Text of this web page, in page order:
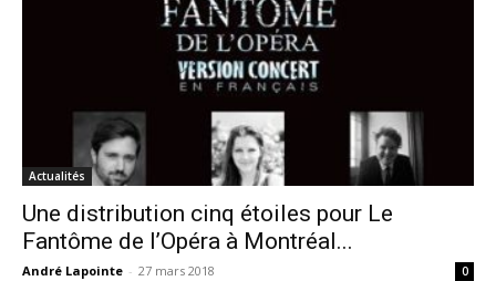
Actualités
Une distribution cinq étoiles pour Le
Fantôme de l’Opéra à Montréal...
André Lapointe - 27 mars 2018 0